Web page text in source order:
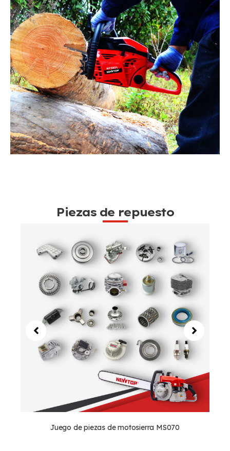
Piezas de repuesto
Juego de piezas de motosierra MS070